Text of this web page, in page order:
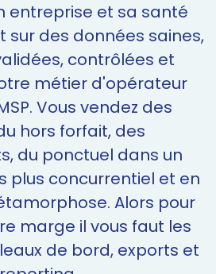
entreprise et sa santé
sur des données saines,
contrôlées et
métier d'opérateur
Vous vendez des
hors forfait, des
du ponctuel dans un
plus concurrentiel et en
Alors pour
marge il vous faut les
de bord, exports et